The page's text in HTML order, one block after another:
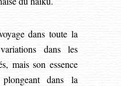
dans toute la
dans les
mais son essence
dans la